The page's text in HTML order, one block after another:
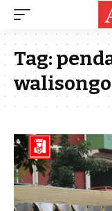
Tag:
walisongo